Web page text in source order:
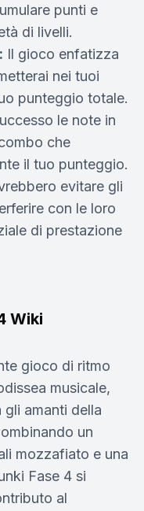
punti e
di livelli.
Il gioco enfatizza
nei tuoi
punteggio totale.
le note in
che
il tuo punteggio.
evitare gli
con le loro
di prestazione
Wiki
gioco di ritmo
musicale,
amanti della
un
mozzafiato e una
Fase 4 si
al